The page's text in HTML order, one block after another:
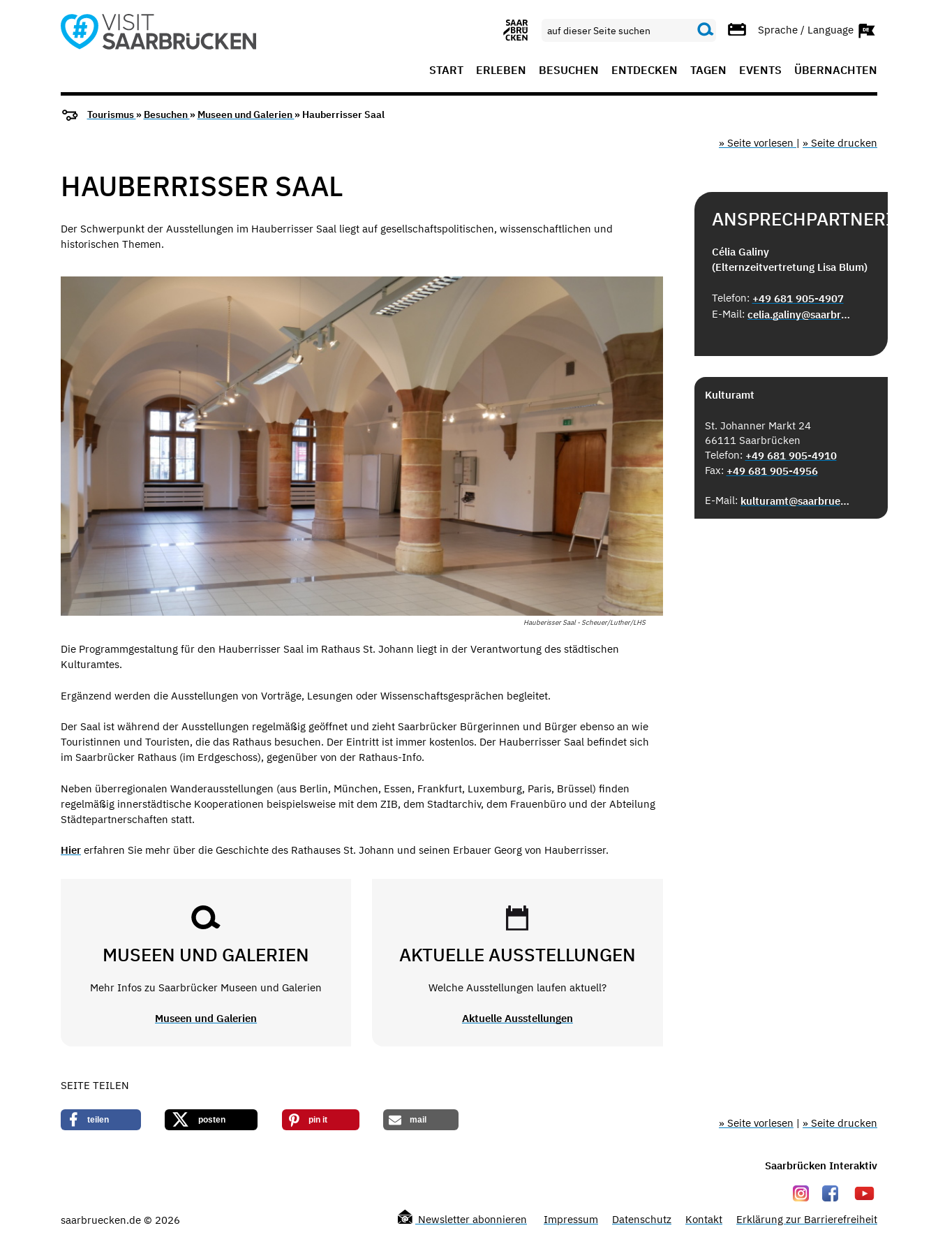
Sprache / Language
START ERLEBEN BESUCHEN ENTDECKEN TAGEN EVENTS ÜBERNACHTEN
Tourismus » Besuchen » Museen und Galerien » Hauberrisser Saal
» Seite vorlesen | » Seite drucken
HAUBERRISSER SAAL
Der Schwerpunkt der Ausstellungen im Hauberrisser Saal liegt auf gesellschaftspolitischen, wissenschaftlichen und
historischen Themen.
Hauberisser Saal - Scheuer/Luther/LHS
Die Programmgestaltung für den Hauberrisser Saal im Rathaus St. Johann liegt in der Verantwortung des städtischen
Kulturamtes.
Ergänzend werden die Ausstellungen von Vorträge, Lesungen oder Wissenschaftsgesprächen begleitet.
Der Saal ist während der Ausstellungen regelmäßig geöffnet und zieht Saarbrücker Bürgerinnen und Bürger ebenso an wie
Touristinnen und Touristen, die das Rathaus besuchen. Der Eintritt ist immer kostenlos. Der Hauberrisser Saal befindet sich
im Saarbrücker Rathaus (im Erdgeschoss), gegenüber von der Rathaus-Info.
Neben überregionalen Wanderausstellungen (aus Berlin, München, Essen, Frankfurt, Luxemburg, Paris, Brüssel) finden
regelmäßig innerstädtische Kooperationen beispielsweise mit dem ZIB, dem Stadtarchiv, dem Frauenbüro und der Abteilung
Städtepartnerschaften statt.
Hier erfahren Sie mehr über die Geschichte des Rathauses St. Johann und seinen Erbauer Georg von Hauberrisser.
MUSEEN UND GALERIEN
Mehr Infos zu Saarbrücker Museen und Galerien
Museen und Galerien
AKTUELLE AUSSTELLUNGEN
Welche Ausstellungen laufen aktuell?
Aktuelle Ausstellungen
ANSPRECHPARTNERIN
Célia Galiny
(Elternzeitvertretung Lisa Blum)
Telefon: +49 681 905-4907
E-Mail:
celia.galiny@saarbruecken.de
Kulturamt
St. Johanner Markt 24
66111 Saarbrücken
Telefon: +49 681 905-4910
Fax: +49 681 905-4956
E-Mail: kulturamt@saarbruecken.de
SEITE TEILEN
teilen posten pin it mail » Seite vorlesen | » Seite drucken
saarbruecken.de © 2026
Saarbrücken Interaktiv
Newsletter abonnieren Impressum Datenschutz Kontakt Erklärung zur Barrierefreiheit